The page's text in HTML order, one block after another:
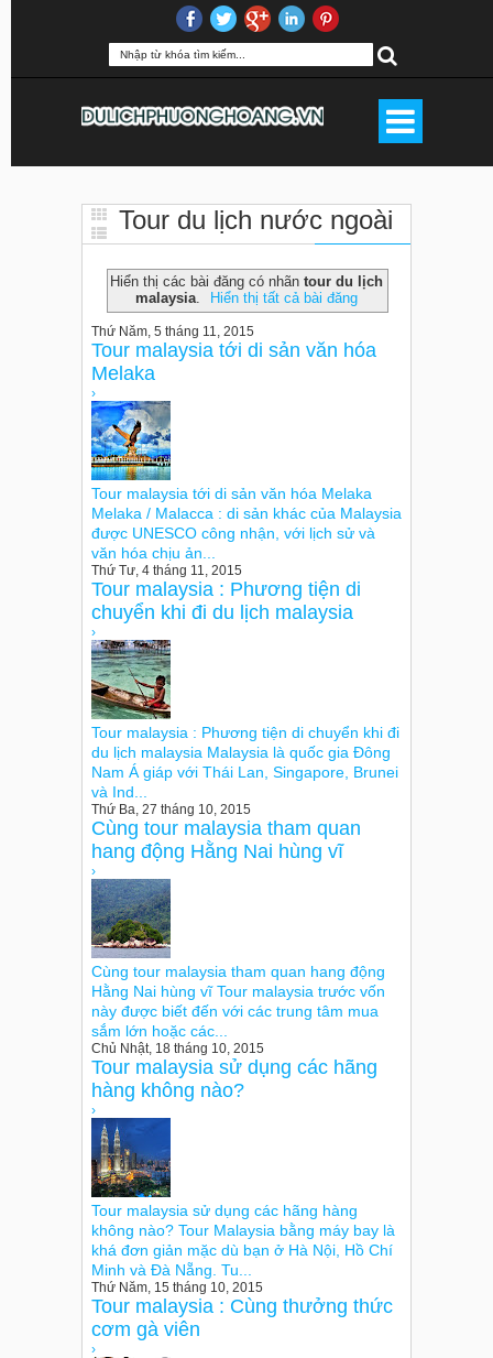
Tour du lịch nước ngoài
Hiển thị các bài đăng có nhãn tour du lịch
malaysia. Hiển thị tất cả bài đăng
Thứ Năm, 5 tháng 11, 2015
Tour malaysia tới di sản văn hóa
Melaka
›
Tour malaysia tới di sản văn hóa Melaka
Melaka / Malacca : di sản khác của Malaysia
được UNESCO công nhận, với lịch sử và
văn hóa chịu ản...
Thứ Tư, 4 tháng 11, 2015
Tour malaysia : Phương tiện di
chuyển khi đi du lịch malaysia
›
Tour malaysia : Phương tiện di chuyển khi đi
du lịch malaysia Malaysia là quốc gia Đông
Nam Á giáp với Thái Lan, Singapore, Brunei
và Ind...
Thứ Ba, 27 tháng 10, 2015
Cùng tour malaysia tham quan
hang động Hằng Nai hùng vĩ
›
Cùng tour malaysia tham quan hang động
Hằng Nai hùng vĩ Tour malaysia trước vốn
này được biết đến với các trung tâm mua
sắm lớn hoặc các...
Chủ Nhật, 18 tháng 10, 2015
Tour malaysia sử dụng các hãng
hàng không nào?
›
Tour malaysia sử dụng các hãng hàng
không nào? Tour Malaysia bằng máy bay là
khá đơn giản mặc dù bạn ở Hà Nội, Hồ Chí
Minh và Đà Nẵng. Tu...
Thứ Năm, 15 tháng 10, 2015
Tour malaysia : Cùng thưởng thức
cơm gà viên
›